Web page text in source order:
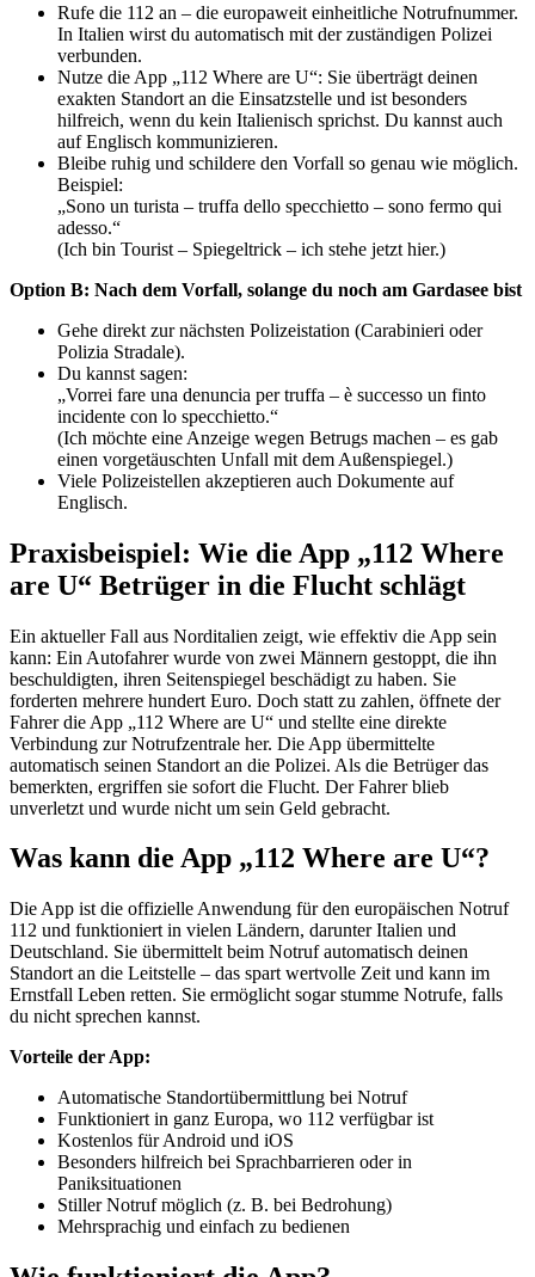
Rufe die 112 an – die europaweit einheitliche Notrufnummer.
In Italien wirst du automatisch mit der zuständigen Polizei
verbunden.
Nutze die App „112 Where are U“: Sie überträgt deinen
exakten Standort an die Einsatzstelle und ist besonders
hilfreich, wenn du kein Italienisch sprichst. Du kannst auch
auf Englisch kommunizieren.
Bleibe ruhig und schildere den Vorfall so genau wie möglich.
Beispiel:
„Sono un turista – truffa dello specchietto – sono fermo qui
adesso.“
(Ich bin Tourist – Spiegeltrick – ich stehe jetzt hier.)
Option B: Nach dem Vorfall, solange du noch am Gardasee bist
Gehe direkt zur nächsten Polizeistation (Carabinieri oder
Polizia Stradale).
Du kannst sagen:
„Vorrei fare una denuncia per truffa – è successo un finto
incidente con lo specchietto.“
(Ich möchte eine Anzeige wegen Betrugs machen – es gab
einen vorgetäuschten Unfall mit dem Außenspiegel.)
Viele Polizeistellen akzeptieren auch Dokumente auf
Englisch.
Praxisbeispiel: Wie die App „112 Where
are U“ Betrüger in die Flucht schlägt
Ein aktueller Fall aus Norditalien zeigt, wie effektiv die App sein
kann: Ein Autofahrer wurde von zwei Männern gestoppt, die ihn
beschuldigten, ihren Seitenspiegel beschädigt zu haben. Sie
forderten mehrere hundert Euro. Doch statt zu zahlen, öffnete der
Fahrer die App „112 Where are U“ und stellte eine direkte
Verbindung zur Notrufzentrale her. Die App übermittelte
automatisch seinen Standort an die Polizei. Als die Betrüger das
bemerkten, ergriffen sie sofort die Flucht. Der Fahrer blieb
unverletzt und wurde nicht um sein Geld gebracht.
Was kann die App „112 Where are U“?
Die App ist die offizielle Anwendung für den europäischen Notruf
112 und funktioniert in vielen Ländern, darunter Italien und
Deutschland. Sie übermittelt beim Notruf automatisch deinen
Standort an die Leitstelle – das spart wertvolle Zeit und kann im
Ernstfall Leben retten. Sie ermöglicht sogar stumme Notrufe, falls
du nicht sprechen kannst.
Vorteile der App:
Automatische Standortübermittlung bei Notruf
Funktioniert in ganz Europa, wo 112 verfügbar ist
Kostenlos für Android und iOS
Besonders hilfreich bei Sprachbarrieren oder in
Paniksituationen
Stiller Notruf möglich (z. B. bei Bedrohung)
Mehrsprachig und einfach zu bedienen